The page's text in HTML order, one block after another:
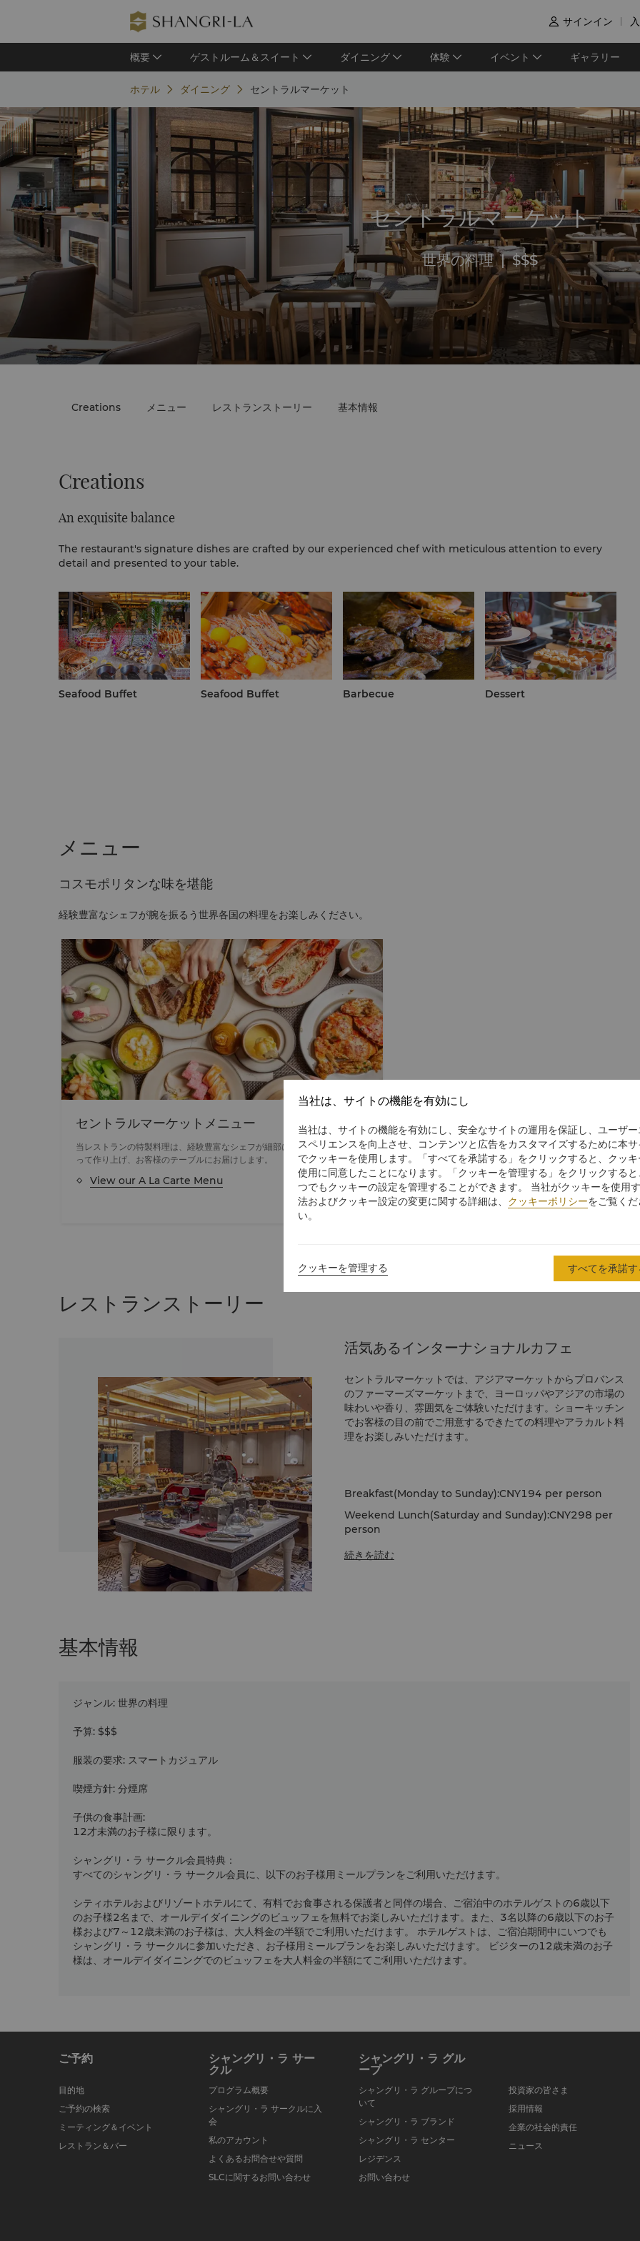
 サインイン
概要 ゲストルーム＆スイート ダイニング 体験 イベント ギャラリー
ホテル ダイニング セントラルマーケット
セントラルマーケット
世界の料理 | $$$
Creations メニュー レストランストーリー 基本情報
Creations
An exquisite balance
The restaurant's signature dishes are crafted by our experienced chef with meticulous attention to every
detail and presented to your table.
Seafood Buffet Seafood Buffet Barbecue Dessert
メニュー
コスモポリタンな味を堪能
経験豊富なシェフが腕を振るう世界各国の料理をお楽しみください。
セントラルマーケットメニュー
当レストランの特製料理は、経験豊富なシェフが細部にまで細心の注意を払
って作り上げ、お客様のテーブルにお届けします。
View our A La Carte Menu
レストランストーリー
活気あるインターナショナルカフェ
セントラルマーケットでは、アジアマーケットからプロバンス
のファーマーズマーケットまで、ヨーロッパやアジアの市場の
味わいや香り、雰囲気をご体験いただけます。ショーキッチン
でお客様の目の前でご用意するできたての料理やアラカルト料
理をお楽しみいただけます。
Breakfast(Monday to Sunday):CNY194 per person
Weekend Lunch(Saturday and Sunday):CNY298 per
person
Weekday Dinner (Thursday,
続きを読む
基本情報
ジャンル: 世界の料理
予算: $$$
服装の要求: スマートカジュアル
喫煙方針: 分煙席
子供の食事計画:
12才未満のお子様に限ります。
シャングリ・ラ サークル会員特典：
すべてのシャングリ・ラ サークル会員に、以下のお子様用ミールプランをご利用いただけます。
シティホテルおよびリゾートホテルにて、有料でお食事される保護者と同伴の場合、ご宿泊中のホテルゲストの6歳以下
のお子様2名まで、オールデイダイニングのビュッフェを無料でお楽しみいただけます。また、3名以降の6歳以下のお子
様および7～12歳未満のお子様は、大人料金の半額でご利用いただけます。 ホテルゲストは、ご宿泊期間中にいつでも
シャングリ・ラ サークルに参加いただき、お子様用ミールプランをお楽しみいただけます。 ビジターの12歳未満のお子
様は、オールデイダイニングでのビュッフェを大人料金の半額にてご利用いただけます。
ご予約
目的地
ご予約の検索
ミーティング＆イベント
レストラン＆バー
シャングリ・ラ サー
クル
プログラム概要
シャングリ・ラ サークルに入
会
私のアカウント
よくあるお問合せや質問
SLCに関するお問い合わせ
シャングリ・ラ グル
ープ
シャングリ・ラ グループにつ
いて
シャングリ・ラ ブランド
シャングリ・ラ センター
レジデンス
お問い合わせ
投資家の皆さま
採用情報
企業の社会的責任
ニュース
当社は、サイトの機能を有効にし
当社は、サイトの機能を有効にし、安全なサイトの運用を保証し、ユーザー
スペリエンスを向上させ、コンテンツと広告をカスタマイズするために本サ
でクッキーを使用します。「すべてを承諾する」をクリックすると、クッ
使用に同意したことになります。「クッキーを管理する」をクリックする
つでもクッキーの設定を管理することができます。 当社がクッキーを使用
法およびクッキー設定の変更に関する詳細は、 クッキーポリシーをご覧くだ
い。
クッキーを管理する すべてを承諾す